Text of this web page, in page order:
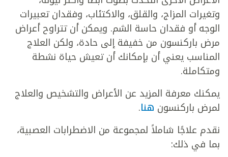
وتغيرات المزاج، والقلق، والاكتئاب، وفقدان تعبيرات
الوجه أو فقدان حاسة الشم. ويمكن أن تتراوح أعراض
مرض باركنسون من خفيفة إلى حادة، ولكن العلاج
المناسب يعني أن بإمكانك أن تعيش حياة نشطة
ومتكاملة.
يمكنك معرفة المزيد عن الأعراض والتشخيص والعلاج
لمرض باركنسون هنا.
نقدم علاجًا شاملاً لمجموعة من الاضطرابات العصبية،
بما في ذلك: